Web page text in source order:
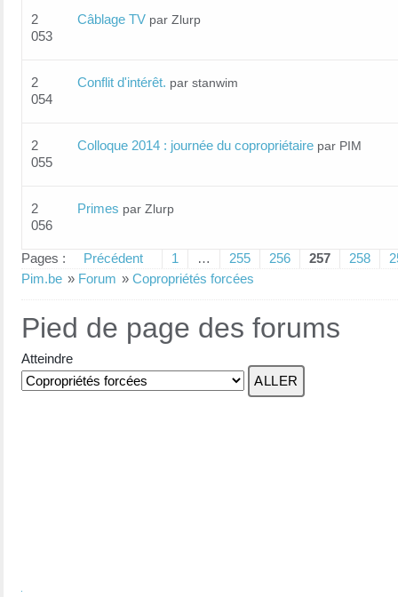
2
053
Câblage TV par Zlurp
2
054
Conflit d'intérêt. par stanwim
2
055
Colloque 2014 : journée du copropriétaire par PIM
2
056
Primes par Zlurp
Pages : Précédent 1 … 255 256 257 258
Pim.be » Forum » Copropriétés forcées
Pied de page des forums
Atteindre